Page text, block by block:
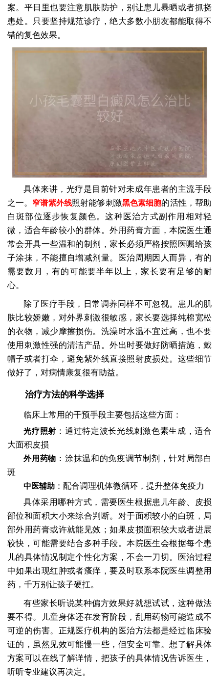
案。平日里也要注意肌肤防护，别让患儿暴晒或者抓挠
患处。只要坚持规范诊疗，绝大多数小朋友都能取得不
错的复色效果。
具体来讲，光疗是目前针对未成年患者的主流手段
之一。 窄谱紫外线照射能够刺激黑色素细胞的活性，帮助
白斑部位逐步恢复颜色。这种医治方式副作用相对轻
微，适合年龄较小的群体。外用药膏方面，本院医生通
常会开具一些温和的制剂，家长必须严格按照医嘱给孩
子涂抹，不能擅自增减剂量。医治周期因人而异，有的
需要数月，有的可能要半年以上，家长要有足够的耐
心。
除了医疗手段，日常调养同样不可忽视。患儿的肌
肤比较娇嫩，对外界刺激很敏感，家长要选择纯棉宽松
的衣物，减少摩擦损伤。洗澡时水温不宜过高，也不要
使用刺激性强的清洁产品。外出时要做好防晒措施，戴
帽子或者打伞，避免紫外线直接照射皮损处。这些细节
做好了，对病情康复很有助益。
治疗方法的科学选择
临床上常用的干预手段主要包括这些方面：
光疗照射 ：通过特定波长光线刺激色素生成，适合
大面积皮损
外用药物 ：涂抹温和的免疫调节制剂，针对局部白
斑
中医辅助 ：配合调理机体微循环，提升整体免疫力
具体采用哪种方式，需要医生根据患儿年龄、皮损
部位和面积大小来综合判断。对于面积较小的白斑，局
部外用药膏或许就能见效；如果皮损面积较大或者进展
较快，可能需要结合多种手段。本院医生会根据每个患
儿的具体情况制定个性化方案，不会一刀切。医治过程
中如果出现红肿或者瘙痒，要及时联系本院医生调整用
药，千万别让孩子硬扛。
有些家长听说某种偏方效果好就想试试，这种做法
要不得。儿童身体还在发育阶段，乱用药物可能造成不
可逆的伤害。正规医疗机构的医治方法都是经过临床验
证的，虽然见效可能慢一些，但安全可靠。想了解具体
方案可以在线了解详情，把孩子的具体情况告诉医生，
听听专业建议再决定。